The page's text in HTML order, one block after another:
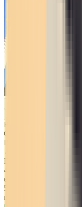
Bail
Commercial
Paris
Entre
40
et
50
m²